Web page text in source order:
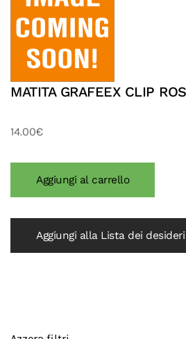
MATITA GRAFEEX CLIP
14.00€
Aggiungi alla Lista dei desideri